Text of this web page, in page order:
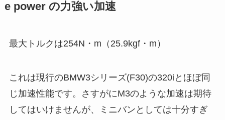
e power の力強い加速
最大トルクは254N・m（25.9kgf・m）
これは現行のBMW3シリーズ(F30)の320iとほぼ同
じ加速性能です。さすがにM3のような加速は期待
してはいけませんが、ミニバンとしては十分すぎ